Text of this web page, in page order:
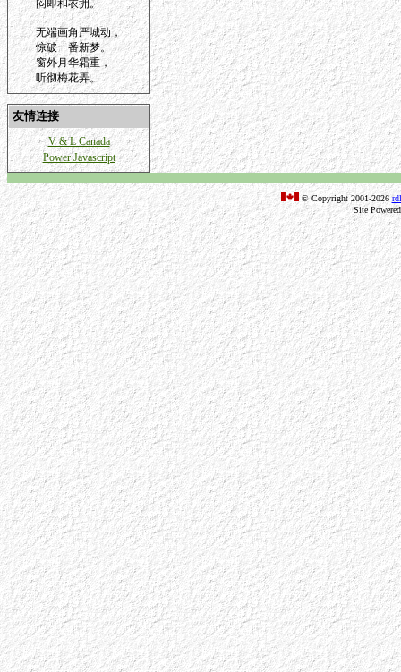
闷即和衣拥。
无端画角严城动，
惊破一番新梦。
窗外月华霜重，
听彻梅花弄。
友情连接
V & L Canada
Power Javascript
© Copyright 2001-2026
Site